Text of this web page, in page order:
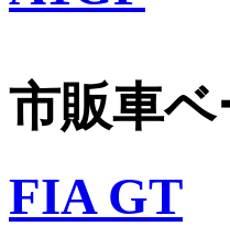
市販車ベ
FIA GT